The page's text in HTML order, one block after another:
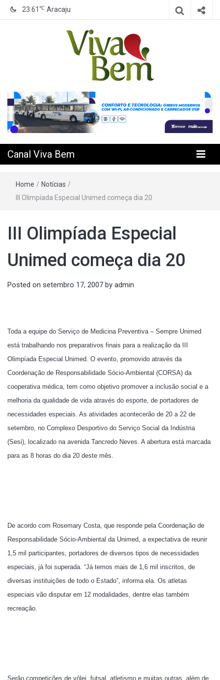
23.61 ℃ Aracaju
Canal Viva
Bem
Canal Viva Bem
Home / Notícias /
III Olimpíada Especial Unimed começa dia 20
III Olimpíada Especial
Unimed começa dia 20
Posted on setembro 17, 2007 by admin
Toda a equipe do Serviço de Medicina Preventiva – Sempre Unimed
está trabalhando nos preparativos finais para a realização da III
Olimpíada Especial Unimed. O evento, promovido através da
Coordenação de Responsabilidade Sócio-Ambiental (CORSA) da
cooperativa médica, tem como objetivo promover a inclusão social e a
melhoria da qualidade de vida através do esporte, de portadores de
necessidades especiais. As atividades acontecerão de 20 a 22 de
setembro, no Complexo Desportivo do Serviço Social da Indústria
(Sesi), localizado na avenida Tancredo Neves. A abertura está marcada
para as 8 horas do dia 20 deste mês.
De acordo com Rosemary Costa, que responde pela Coordenação de
Responsabilidade Sócio-Ambiental da Unimed, a expectativa de reunir
1,5 mil participantes, portadores de diversos tipos de necessidades
especiais, já foi superada. “Já temos mais de 1,6 mil inscritos, de
diversas instituições de todo o Estado”, informa ela. Os atletas
especiais vão disputar em 12 modalidades, dentre elas também
recreação.
Serão competições de vôlei, futsal, atletismo e muitas outras, além de